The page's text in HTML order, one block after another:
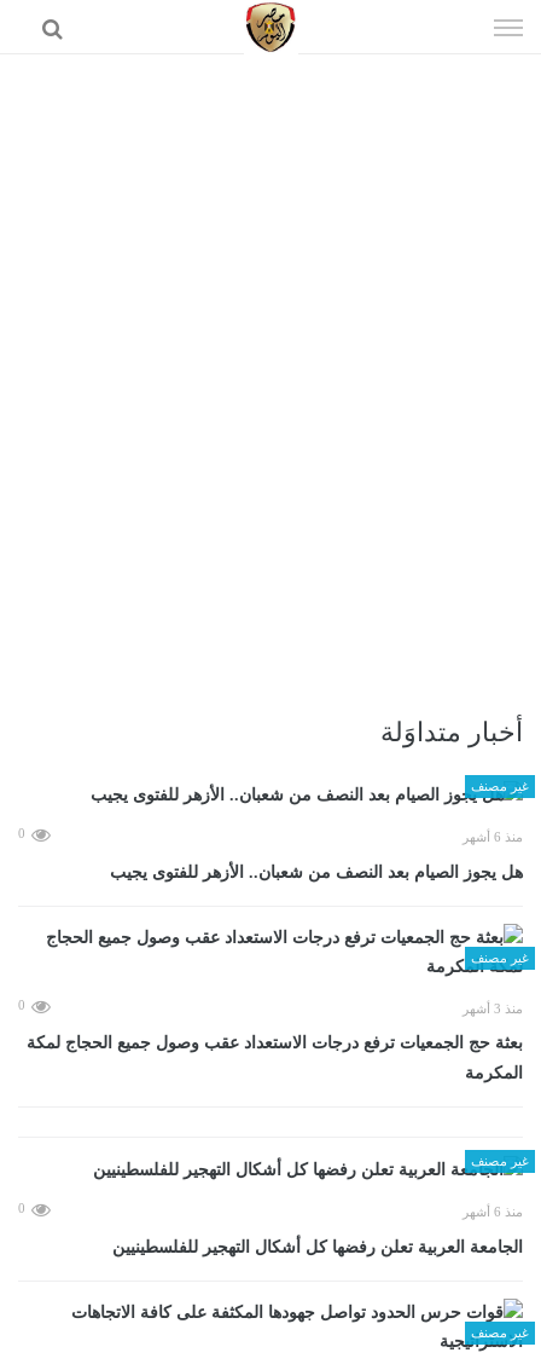
الى
أخبار متداوَلة
غير مصنف
منذ 6 أشهر 0
هل يجوز الصيام بعد النصف من شعبان.. الأزهر للفتوى يجيب
غير مصنف
منذ 3 أشهر 0
بعثة حج الجمعيات ترفع درجات الاستعداد عقب وصول جميع الحجاج لمكة
المكرمة
غير مصنف
منذ 6 أشهر 0
الجامعة العربية تعلن رفضها كل أشكال التهجير للفلسطينيين
غير مصنف